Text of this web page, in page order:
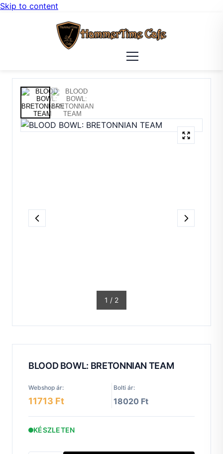
Skip to content
1 / 2
BLOOD BOWL: BRETONNIAN TEAM
Webshop ár: Bolti ár:
11713 Ft 18020 Ft
KÉSZLETEN